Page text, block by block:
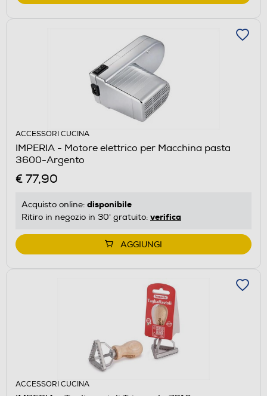
ACCESSORI CUCINA
IMPERIA - Motore elettrico per Macchina pasta
3600-Argento
€ 77,90
Acquisto online: disponibile
Ritiro in negozio in 30' gratuito: verifica
AGGIUNGI
ACCESSORI CUCINA